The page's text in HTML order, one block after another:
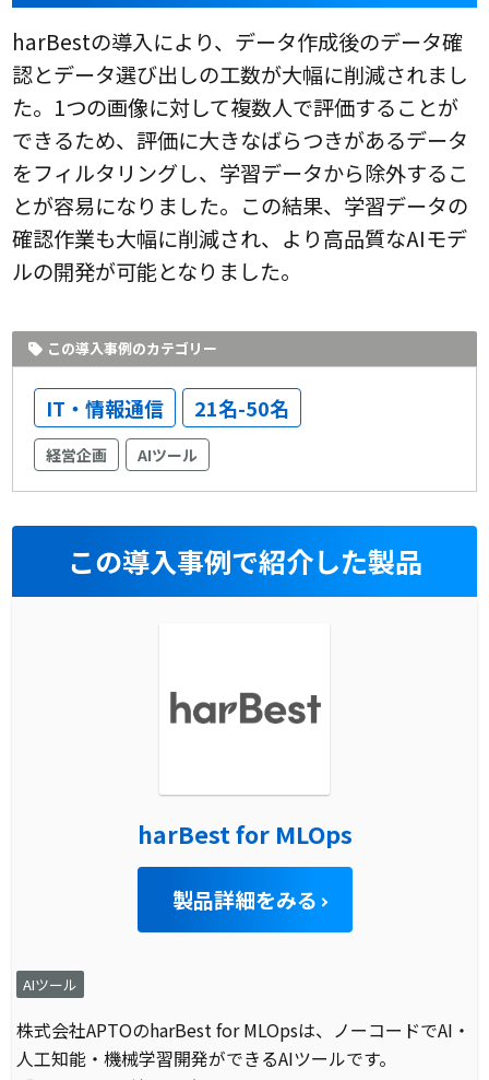
harBestの導入により、データ作成後のデータ確
認とデータ選び出しの工数が大幅に削減されまし
た。1つの画像に対して複数人で評価することが
できるため、評価に大きなばらつきがあるデータ
をフィルタリングし、学習データから除外するこ
とが容易になりました。この結果、学習データの
確認作業も大幅に削減され、より高品質なAIモデ
ルの開発が可能となりました。
この導入事例のカテゴリー
IT・情報通信 21名-50名
経営企画 AIツール
この導入事例で紹介した製品
harBest for MLOps
製品詳細をみる
AIツール
株式会社APTOのharBest for MLOpsは、ノーコードでAI・
人工知能・機械学習開発ができるAIツールです。